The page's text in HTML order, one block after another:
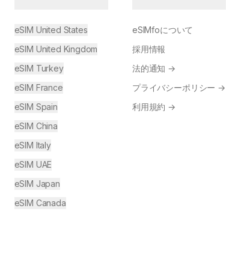
eSIM United States
eSIM United Kingdom
eSIM Turkey
eSIM France
eSIM Spain
eSIM China
eSIM Italy
eSIM UAE
eSIM Japan
eSIM Canada
eSIMfoについて
採用情報
法的通知 →
プライバシーポリシー →
利用規約 →